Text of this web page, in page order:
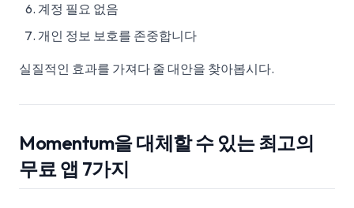
계정 필요 없음
개인 정보 보호를 존중합니다
실질적인 효과를 가져다 줄 대안을 찾아봅시다.
Momentum을 대체할 수 있는 최고의
무료 앱 7가지